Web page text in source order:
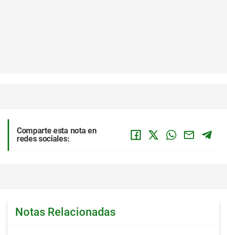
Comparte esta nota en
redes sociales:
Notas Relacionadas